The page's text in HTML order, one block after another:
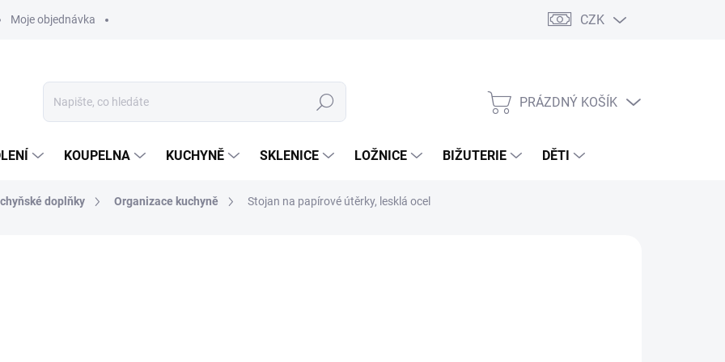
Moje objednávka CZK
Hledat
NÁKUPNÍ
PRÁZDNÝ KOŠÍK
KOUPELNA KUCHYNĚ SKLENICE LOŽNICE BIŽUTERIE DĚTI
doplňky Organizace kuchyně Stojan na papírové útěrky, lesklá ocel